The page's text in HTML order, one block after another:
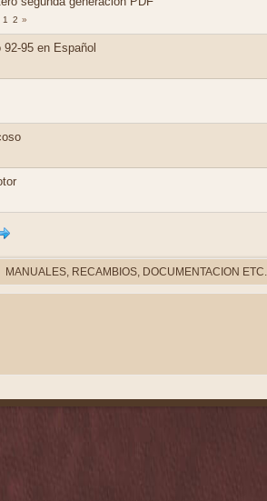
1 2
92-95 en Español
MANUALES, RECAMBIOS, DOCUMENTACION ETC...